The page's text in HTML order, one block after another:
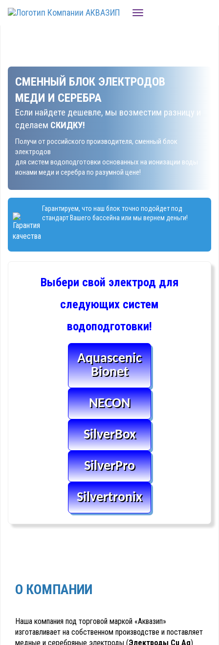
Toggle
СМЕННЫЙ БЛОК ЭЛЕКТРОДОВ
МЕДИ И СЕРЕБРА
Если найдете дешевле, мы возместим разницу и
сделаем СКИДКУ!
Получи от российского производителя, сменный блок
электродов
для систем водоподготовки основанных на ионизации воды
ионами меди и серебра по разумной цене!
Гарантируем, что наш блок точно подойдет под
стандарт Вашего бассейна или мы вернем деньги!
Выбери свой электрод для
следующих систем
водоподготовки!
Aquascenic
Bionet
NECON
SilverBox
SilverPro
Silvertronix
О КОМПАНИИ
Наша компания под торговой маркой «Аквазип»
изготавливает на собственном производстве и поставляет
медные и серебряные электроды (Электроды Cu Ag)